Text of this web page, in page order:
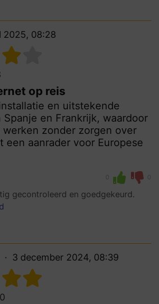
2025, 08:28
op reis
en uitstekende
en Frankrijk, waardoor
zonder zorgen over
een aanrader voor Europese
0 0
gecontroleerd en goedgekeurd.
3 december 2024, 08:39